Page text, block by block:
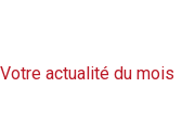
Votre actualité du mois